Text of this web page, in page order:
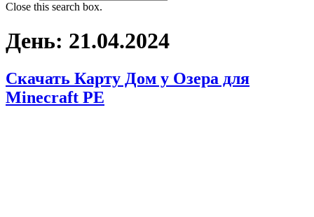
Close this search box.
День: 21.04.2024
Скачать Карту Дом у Озера для
Minecraft PE